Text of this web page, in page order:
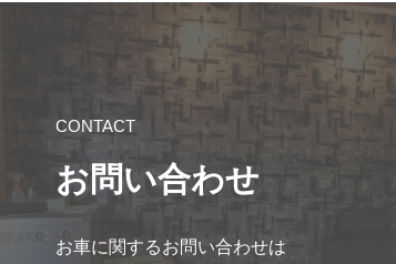
CONTACT
お問い合わせ
お車に関するお問い合わせは